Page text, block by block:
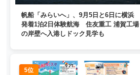
帆船「みらいへ」、9月5日と6日に横浜
発着1泊2日体験航海 住友重工 浦賀工場
の岸壁へ入港しドック見学も
5位